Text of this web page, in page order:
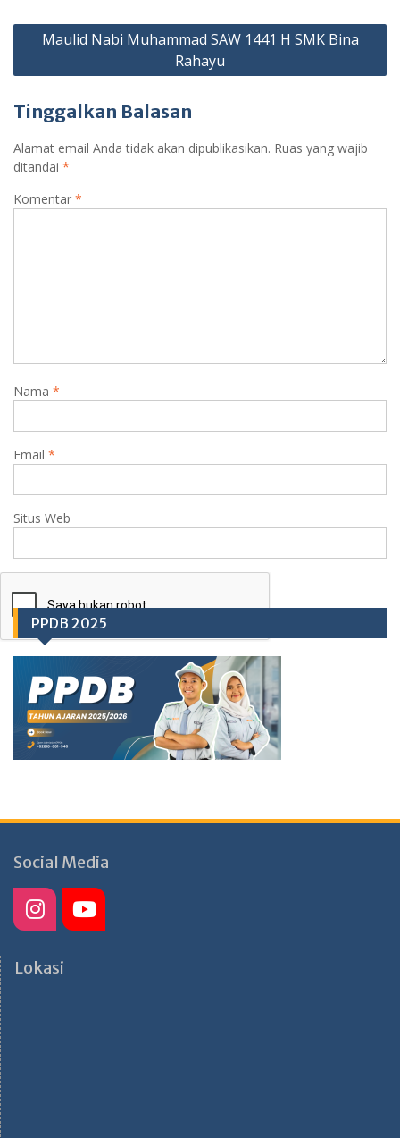
Navigasi
Maulid Nabi Muhammad SAW 1441 H SMK Bina
Rahayu
Tinggalkan Balasan
Alamat email Anda tidak akan dipublikasikan. Ruas yang wajib
ditandai *
Komentar *
Nama *
Email *
Situs Web
PPDB 2025
Social Media
Lokasi